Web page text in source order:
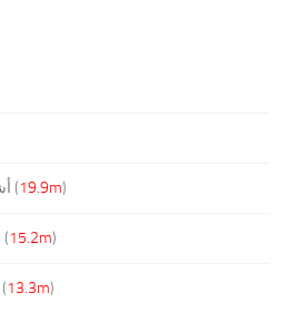
Achraf Hakimi أشرف حكيمي ( 19.9m)
Saad Lamjarred سعد لمجرد ( 15.2m)
Asma Lmnawar أسما لمنور ( 13.3m)